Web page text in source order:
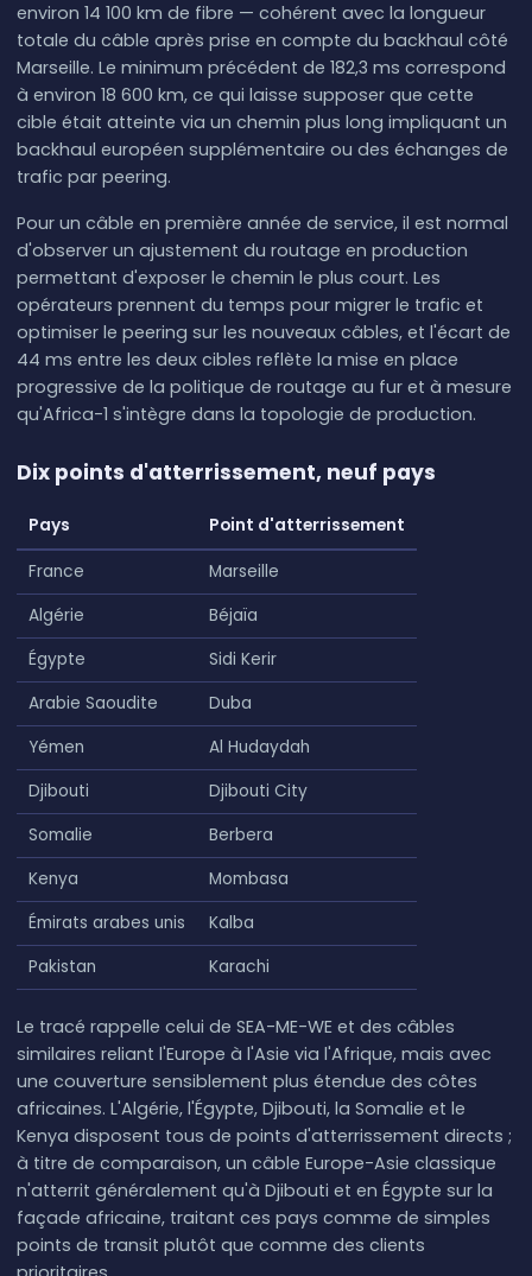
environ 14 100 km de fibre — cohérent avec la longueur
totale du câble après prise en compte du backhaul côté
Marseille. Le minimum précédent de 182,3 ms correspond
à environ 18 600 km, ce qui laisse supposer que cette
cible était atteinte via un chemin plus long impliquant un
backhaul européen supplémentaire ou des échanges de
trafic par peering.
Pour un câble en première année de service, il est normal
d'observer un ajustement du routage en production
permettant d'exposer le chemin le plus court. Les
opérateurs prennent du temps pour migrer le trafic et
optimiser le peering sur les nouveaux câbles, et l'écart de
44 ms entre les deux cibles reflète la mise en place
progressive de la politique de routage au fur et à mesure
qu'Africa-1 s'intègre dans la topologie de production.
Dix points d'atterrissement, neuf pays
Pays Point d'atterrissement
France
Marseille
Algérie
Béjaïa
Égypte
Sidi Kerir
Arabie Saoudite
Duba
Yémen
Al Hudaydah
Djibouti
Djibouti City
Somalie
Berbera
Kenya
Mombasa
Émirats arabes unis
Kalba
Pakistan
Karachi
Le tracé rappelle celui de SEA-ME-WE et des câbles
similaires reliant l'Europe à l'Asie via l'Afrique, mais avec
une couverture sensiblement plus étendue des côtes
africaines. L'Algérie, l'Égypte, Djibouti, la Somalie et le
Kenya disposent tous de points d'atterrissement directs ;
à titre de comparaison, un câble Europe-Asie classique
n'atterrit généralement qu'à Djibouti et en Égypte sur la
façade africaine, traitant ces pays comme de simples
points de transit plutôt que comme des clients